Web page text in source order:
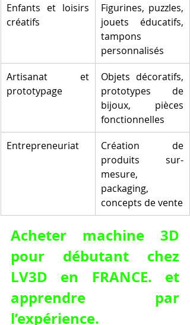
Enfants et loisirs
créatifs
Figurines, puzzles,
jouets éducatifs,
tampons
personnalisés
Artisanat et
prototypage
Objets décoratifs,
prototypes de
bijoux, pièces
fonctionnelles
Entrepreneuriat
Création de
produits sur-
mesure,
packaging,
concepts de vente
Acheter machine 3D
pour débutant chez
LV3D en FRANCE. et
apprendre par
l’expérience.